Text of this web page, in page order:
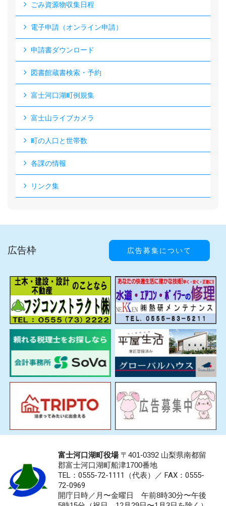
ごみ資源物収集日程
電子申請（オンライン申請）
申請書ダウンロード
図書館蔵書検索・予約
富士河口湖町例規集
富士山ライブカメラ
町の人口と世帯数
各課の情報
リンク集
広告枠 広告募集について
富士河口湖町役場〒401-0392 山梨県南都留
郡富士河口湖町船津1700番地
TEL：0555-72-1111 （代表）／ FAX：0555-
72-0969
開庁日時／月〜金曜日 午前8時30分〜午後